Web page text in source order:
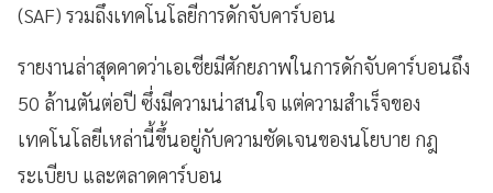
(SAF) รวมถึงเทคโนโลยีการดักจับคาร์บอน
รายงานล่าสุดคาดว่าเอเชียมีศักยภาพในการดักจับคาร์บอนถึง
50 ล้านตันต่อปี ซึ่งมีความน่าสนใจ แต่ความสำเร็จของ
เทคโนโลยีเหล่านี้ขึ้นอยู่กับความชัดเจนของนโยบาย กฎ
ระเบียบ และตลาดคาร์บอน